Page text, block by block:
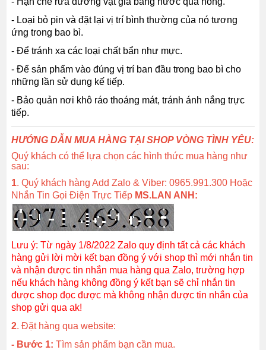
- Loại bỏ pin và đặt lại vị trí bình thường của nó tương
ứng trong bao bì.
- Để tránh xa các loại chất bẩn như mực.
- Để sản phẩm vào đúng vị trí ban đầu trong bao bì cho
những lần sử dụng kế tiếp.
- Bảo quản nơi khô ráo thoáng mát, tránh ánh nắng trực
tiếp.
HƯỚNG DẪN MUA HÀNG TẠI SHOP VÒNG TÌNH YÊU:
Quý khách có thể lựa chọn các hình thức mua hàng như
sau:
1. Quý khách hàng Add Zalo & Viber: 0965.991.300 Hoặc
Nhắn Tin Gọi Điện Trực Tiếp MS.LAN ANH:
Lưu ý: Từ ngày 1/8/2022 Zalo quy định tất cả các khách
hàng gửi lời mời kết bạn đồng ý với shop thì mới nhắn tin
và nhận được tin nhắn mua hàng qua Zalo, trường hợp
nếu khách hàng không đồng ý kết bạn sẽ chỉ nhắn tin
được shop đọc được mà không nhận được tin nhắn của
shop gửi qua ak!
2. Đặt hàng qua website:
- Bước 1: Tìm sản phẩm bạn cần mua.